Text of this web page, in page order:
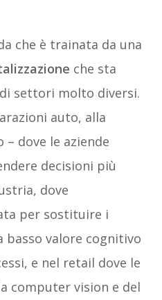
che è trainata da una
che sta
settori molto diversi.
auto, alla
– dove le aziende
decisioni più
dove
per sostituire i
valore cognitivo
e nel retail dove le
computer vision e del